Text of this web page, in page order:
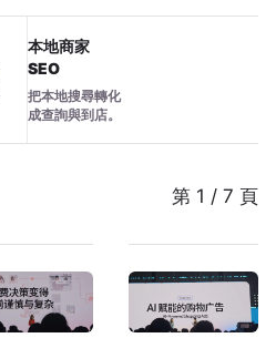
本地商家
SEO
把本地搜尋轉化
成查詢與到店。
第 1 / 7 頁